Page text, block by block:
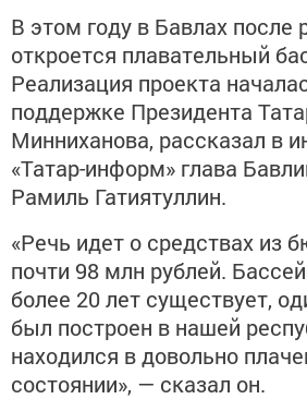
В этом году в Бавлах после
откроется плавательный
Реализация проекта
поддержке Президента
Минниханова, рассказал в
«Татар-информ» глава
Рамиль Гатиятуллин.
«Речь идет о средствах из
почти 98 млн рублей.
более 20 лет существует,
был построен в нашей
находился в довольно
состоянии», — сказал он.